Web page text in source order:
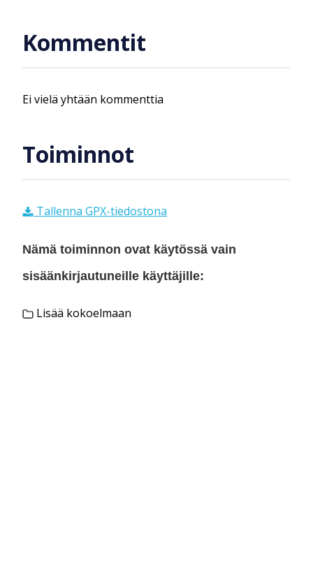
Kommentit
Ei vielä yhtään kommenttia
Toiminnot
Tallenna GPX-tiedostona
Nämä toiminnon ovat käytössä vain
sisäänkirjautuneille käyttäjille:
Lisää kokoelmaan